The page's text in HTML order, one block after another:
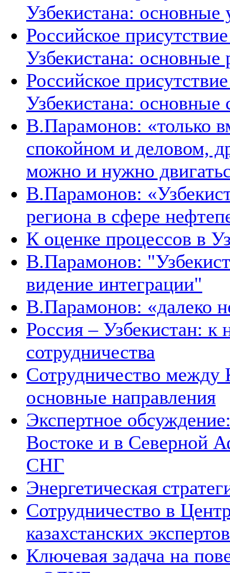
Узбекистана:
Российское
Узбекистана: основные
Российское
Узбекистана: основные
В.Парамонов: «только
спокойном и деловом,
можно и нужно
В.Парамонов:
региона в сфере
К оценке процессов в
В.Парамонов:
видение интеграции"
В.Парамонов: «далеко
Россия – Узбекистан: к
сотрудничества
Сотрудничество между
основные направления
Экспертное
Востоке и в Северной
СНГ
Энергетическая
Сотрудничество в
казахстанских экспертов
Ключевая задача на